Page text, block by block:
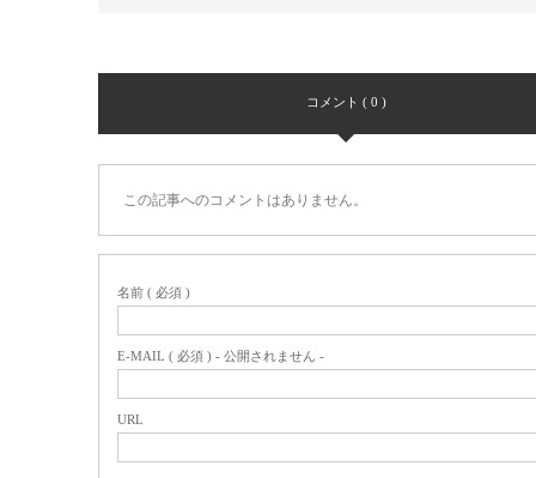
コメント ( 0 )
この記事へのコメントはありません。
名前 ( 必須 )
E-MAIL ( 必須 ) - 公開されません -
URL